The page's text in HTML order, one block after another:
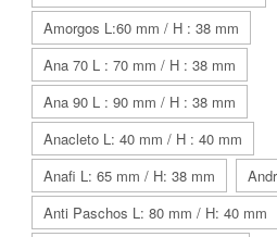
Amorgos L:60 mm / H : 38 mm
Ana 70 L : 70 mm / H : 38 mm
Ana 90 L : 90 mm / H : 38 mm
Anacleto L: 40 mm / H : 40 mm
Anafi L: 65 mm / H: 38 mm
Anti Paschos L: 80 mm / H: 40 mm